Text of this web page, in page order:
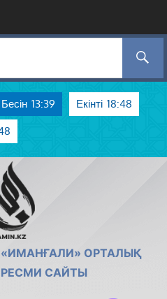
Бесін 13:39 Екінті 18:48
ОРТАЛЫҚ
РЕСМИ САЙТЫ